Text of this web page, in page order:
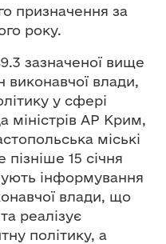
призначення за
року.
зазначеної вище
виконавчої влади,
у сфері
міністрів АР Крим,
міські
пізніше 15 січня
інформування
влади, що
реалізує
політику, а